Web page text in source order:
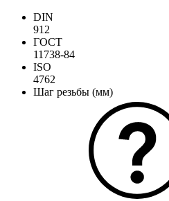
DIN
912
ГОСТ
11738-84
ISO
4762
Шаг резьбы (мм)